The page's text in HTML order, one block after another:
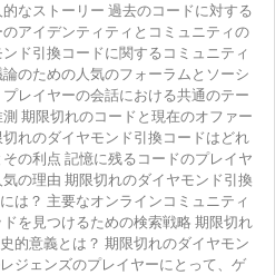
なストーリー 過去のコードに対する
アイデンティティとコミュニティの
ド引換コードに関するコミュニティ
のための人気のフォーラムとソーシ
レイヤーの会話における共通のテー
期限切れのコードと現在のオファー
れのダイヤモンド引換コードはどれ
の利点 記憶に残るコードのプレイヤ
の理由 期限切れのダイヤモンド引換
は？ 主要なオンラインコミュニティ
を見つけるための検索戦略 期限切れ
的意義とは？ 期限切れのダイヤモン
ジェンズのプレイヤーにとって、ゲ